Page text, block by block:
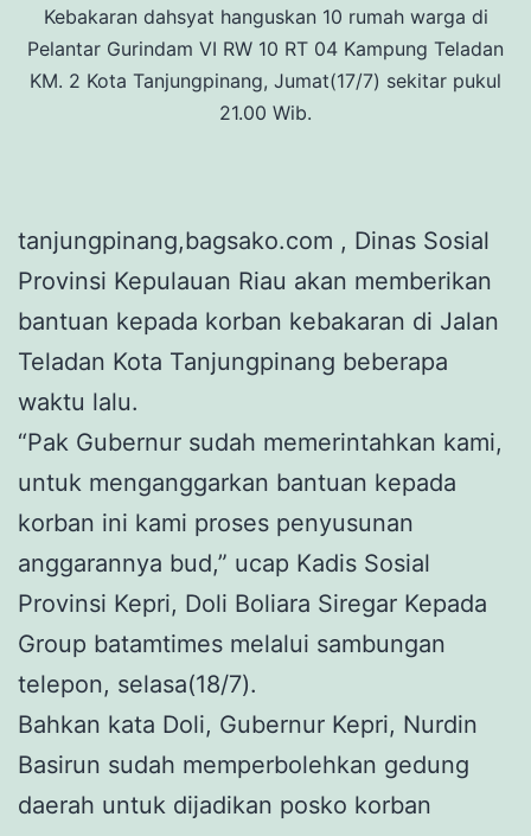
Kebakaran dahsyat hanguskan 10 rumah warga di
Pelantar Gurindam VI RW 10 RT 04 Kampung Teladan
KM. 2 Kota Tanjungpinang, Jumat(17/7) sekitar pukul
21.00 Wib.
tanjungpinang,bagsako.com , Dinas Sosial
Provinsi Kepulauan Riau akan memberikan
bantuan kepada korban kebakaran di Jalan
Teladan Kota Tanjungpinang beberapa
waktu lalu.
“Pak Gubernur sudah memerintahkan kami,
untuk menganggarkan bantuan kepada
korban ini kami proses penyusunan
anggarannya bud,” ucap Kadis Sosial
Provinsi Kepri, Doli Boliara Siregar Kepada
Group batamtimes melalui sambungan
telepon, selasa(18/7).
Bahkan kata Doli, Gubernur Kepri, Nurdin
Basirun sudah memperbolehkan gedung
daerah untuk dijadikan posko korban